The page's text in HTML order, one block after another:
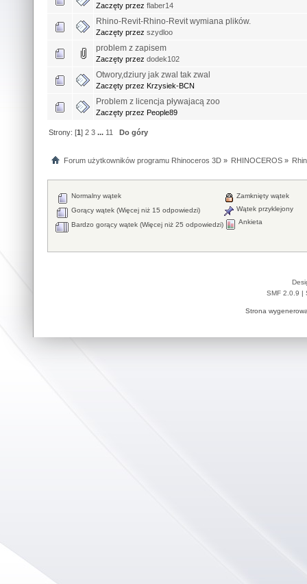
Zaczęty przez flaber14
Rhino-Revit-Rhino-Revit wymiana plików.
Zaczęty przez szydloo
problem z zapisem
Zaczęty przez dodek102
Otwory,dziury jak zwal tak zwal
Zaczęty przez Krzysiek-BCN
Problem z licencja pływajacą zoo
Zaczęty przez People89
Strony: [1]2 3 ... 11 Do góry
Forum użytkowników programu Rhinoceros 3D» RHINOCEROS»
Normalny wątek
Gorący wątek (Więcej niż 15 odpowiedzi)
Bardzo gorący wątek (Więcej niż 25 odpowiedzi)
Zamknięty wątek
Wątek przyklejony
Ankieta
SMF 2.0.9 |
Strona